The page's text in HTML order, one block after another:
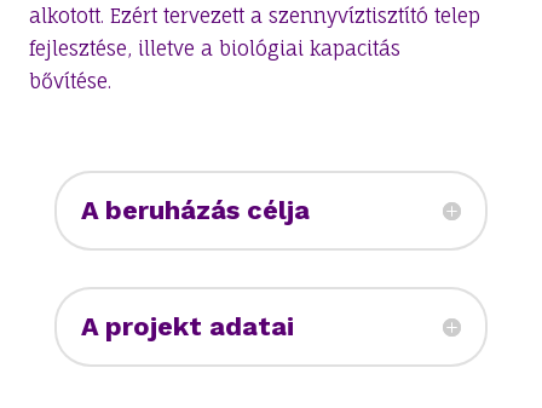
alkotott. Ezért tervezett a szennyvíztisztító telep
fejlesztése, illetve a biológiai kapacitás
bővítése.
A beruházás célja
A projekt adatai